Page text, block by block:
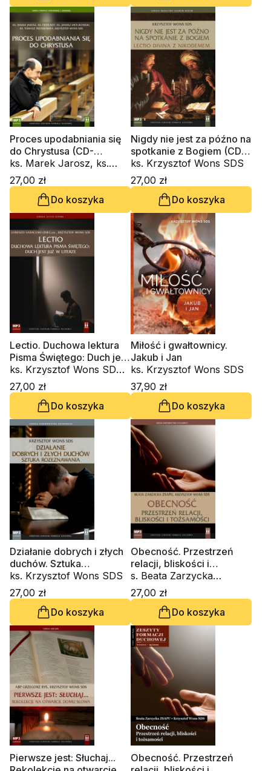
Proces upodabniania się
do Chrystusa (CD-
audiobook)
ks. Marek Jarosz, ks.
Piotr Kot, ks. Janusz
Królikowski, ks. Krzysztof
Wons SDS, ks. Tomasz
Trzaskawka
27,00 zł
Do koszyka
Nigdy nie jest za późno na
spotkanie z Bogiem (CD-
audiobook)
ks. Krzysztof Wons SDS
27,00 zł
Do koszyka
Lectio. Duchowa lektura
Pisma Świętego: Duch jest
już w literze (CD-
audiobook)
ks. Krzysztof Wons SDS,
Lorenzo Saraceno
OSBCam
27,00 zł
Do koszyka
Miłość i gwałtownicy.
Jakub i Jan
ks. Krzysztof Wons SDS
37,90 zł
Do koszyka
Działanie dobrych i złych
duchów. Sztuka
rozeznawania (CD-
audiobook)
ks. Krzysztof Wons SDS
27,00 zł
Do koszyka
Obecność. Przestrzeń
relacji, bliskości i
tożsamości (CD-
audiobook)
s. Beata Zarzycka
ZSAPU, ks. Krzysztof
Wons SDS
27,00 zł
Do koszyka
Pierwsze jest: Słuchaj...
Obecność. Przestrzeń